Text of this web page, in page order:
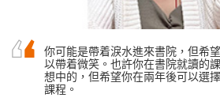
文憑試後，我考慮到課程的實用性
需求而選擇修讀這項課程。導師們
富經驗，讓我了解到行業正邁向專
書院提供優質的學習環境及豐富資源
你可能是帶着淚水進來書院，但希
以帶着微笑。也許你在書院就讀的
想中的，但希望你在兩年後可以選
課程。
我經常以「為社會貢獻赤誠之心」
習，加上適當的課外實踐實習活動
願升讀大學。
候振海 Henry Hau